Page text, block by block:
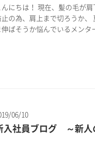
にちは！ 現在、髪の毛が
の為、肩上まで切ろうか、
ばそうか悩んでいるメン
06/10
入社員ブログ ～新人